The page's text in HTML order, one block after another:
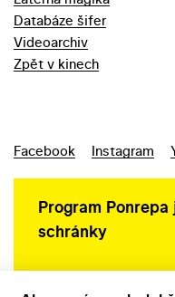
Databáze šifer
Videoarchiv
Zpět v kinech
Facebook Instagram
Program
schránky